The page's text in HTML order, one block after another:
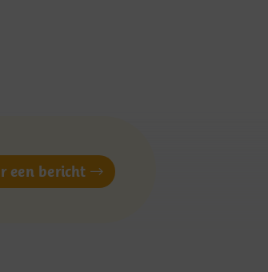
een bericht